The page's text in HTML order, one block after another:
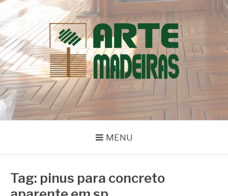
Pular
para
o
conteúdo
BLOG | ARTE
MADEIRAS
Dicas e Novidades sobre Madeiras
MENU
Tag: pinus para concreto